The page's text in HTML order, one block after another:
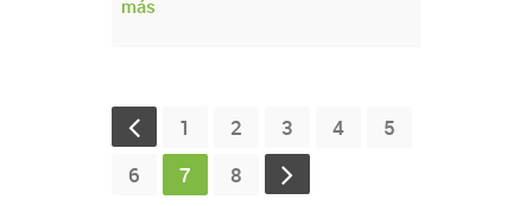
más
1 2 3 4
5
6
7 8